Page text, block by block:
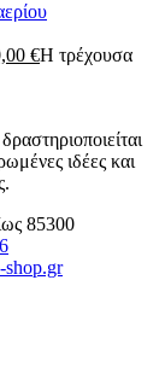
€Η τρέχουσα
ιδέες και
85300
shop.gr